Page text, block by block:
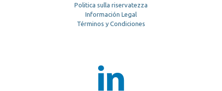
Politica sulla riservatezza
Información Legal
Términos y Condiciones